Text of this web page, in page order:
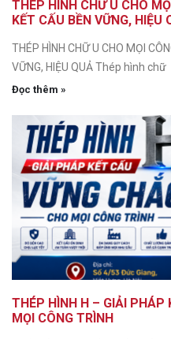
THÉP HÌNH CHỮ U CHO
KẾT CẤU BỀN VỮNG, HIỆU
THÉP HÌNH CHỮ U CHO MỌI
VỮNG, HIỆU QUẢ Thép hình chữ
Đọc thêm »
THÉP HÌNH H – GIẢI PHÁP
MỌI CÔNG TRÌNH